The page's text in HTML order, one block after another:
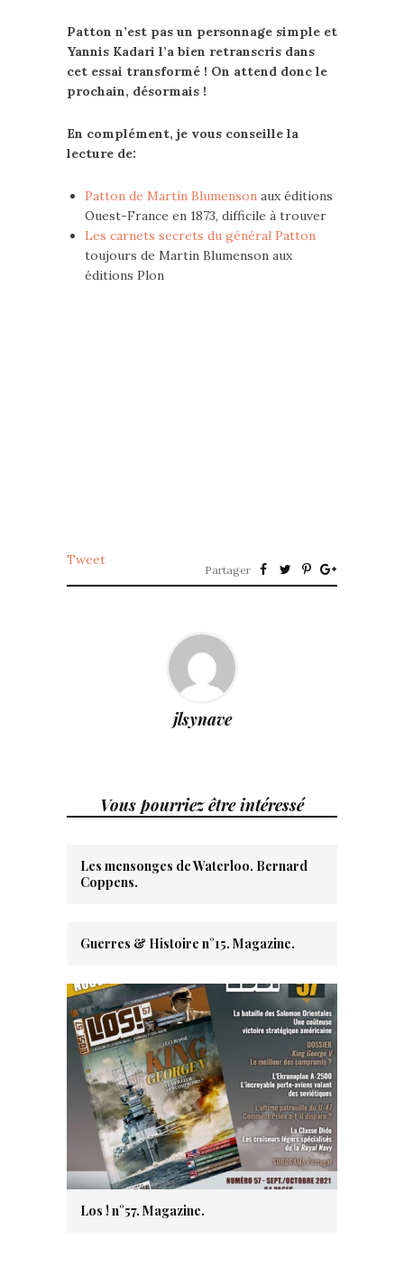
Patton n’est pas un personnage simple et
Yannis Kadari l’a bien retranscris dans
cet essai transformé ! On attend donc le
prochain, désormais !
En complément, je vous conseille la
lecture de:
Patton de Martin Blumenson aux éditions
Ouest-France en 1873, difficile à trouver
Les carnets secrets du général Patton
toujours de Martin Blumenson aux
éditions Plon
Tweet
Partager
jlsynave
Vous pourriez être intéressé
Les mensonges de Waterloo. Bernard
Coppens.
Guerres & Histoire n°15. Magazine.
Los ! n°57. Magazine.